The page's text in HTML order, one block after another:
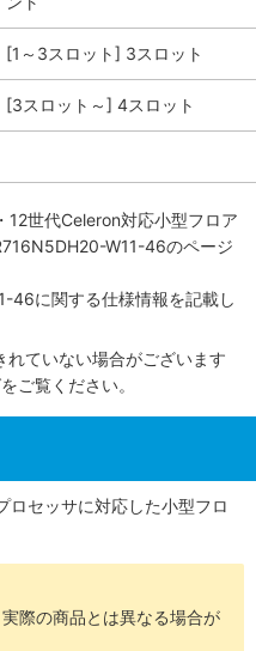
[1～3スロット] 3スロット
[3スロット～] 4スロット
世代Celeron対応小型フロア
W11-46のページ
46に関する仕様情報を記載し
ていない場合がございます
をご覧ください。
セッサに対応した小型フロ
際の商品とは異なる場合が